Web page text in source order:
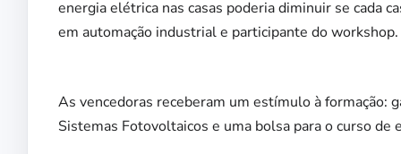
energia elétrica nas casas poderia diminuir se cada
em automação industrial e participante do workshop.
As vencedoras receberam um estímulo à formação:
Sistemas Fotovoltaicos e uma bolsa para o curso